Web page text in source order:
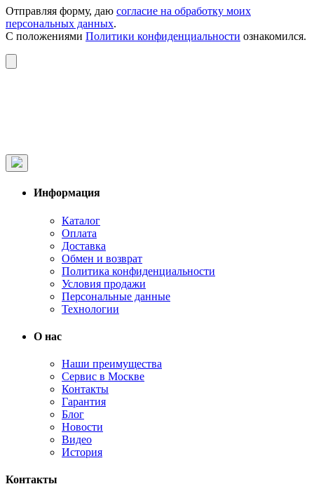
Отправляя форму, даю согласие на обработку моих
персональных данных.
С положениями Политики конфиденциальности ознакомился.
Информация
Каталог
Оплата
Доставка
Обмен и возврат
Политика конфиденциальности
Условия продажи
Персональные данные
Технологии
О нас
Наши преимущества
Сервис в Москве
Контакты
Гарантия
Блог
Новости
Видео
История
Контакты